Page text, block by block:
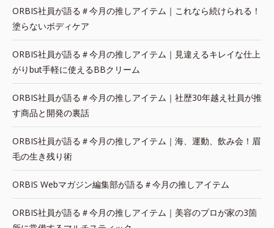
ORBIS社員が語る＃今月の推しアイテム｜これなら続けられる！
塗らないボディケア
ORBIS社員が語る＃今月の推しアイテム｜見違えるキレイな仕上
がりbut手軽に使えるBBクリーム
ORBIS社員が語る＃今月の推しアイテム｜社歴30年越え社員が推
す商品と開発の裏話
ORBIS社員が語る＃今月の推しアイテム｜海、運動、飲み会！眉
毛の生き残り術
ORBIS Webマガジン編集部が語る＃今月の推しアイテム
ORBIS社員が語る＃今月の推しアイテム｜美容のプロが家の3箇